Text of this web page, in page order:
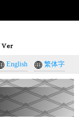
English 繁体字